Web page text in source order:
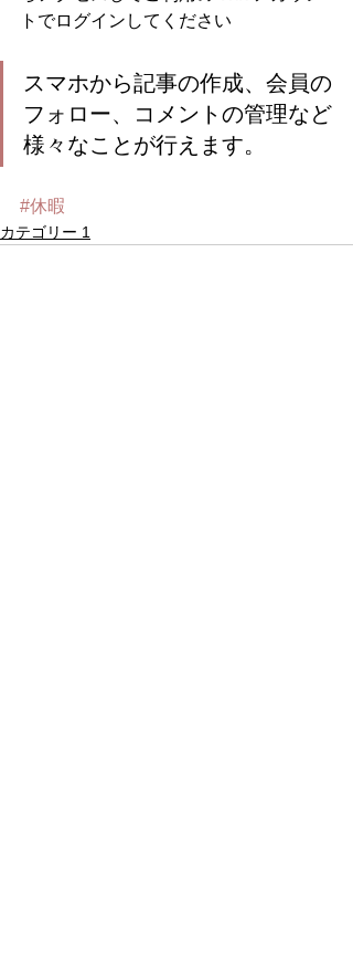
トでログインしてください
スマホから記事の作成、会員の
フォロー、コメントの管理など
様々なことが行えます。
#休暇
カテゴリー 1